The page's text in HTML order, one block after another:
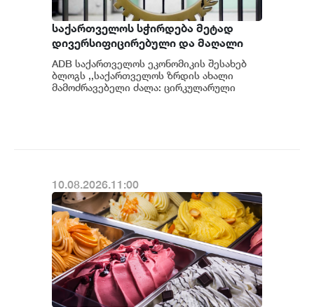
საქართველოს სჭირდება მეტად
დივერსიფიცირებული და მაღალი
დამატებული ღირებულების მქონე
ეკონომიკური საქმიანობის
განვითარება, რომელიც შეძლებს
ADB საქართველოს ეკონომიკის შესახებ
ბლოგს ,,საქართველოს ზრდის ახალი
მამოძრავებელი ძალა: ცირკულარული
10.08.2026.11:00